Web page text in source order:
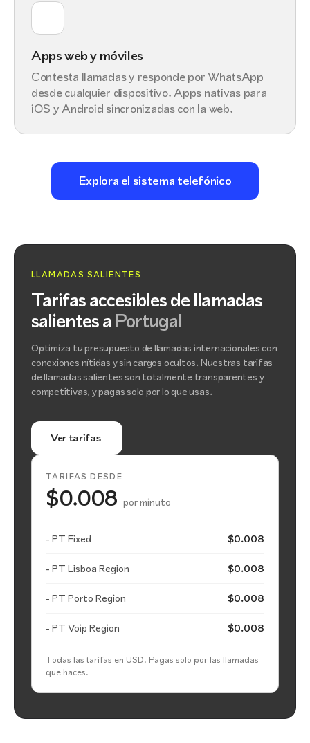
Apps web y móviles
Contesta llamadas y responde por WhatsApp
desde cualquier dispositivo. Apps nativas para
iOS y Android sincronizadas con la web.
Explora el sistema telefónico
LLAMADAS SALIENTES
Tarifas accesibles de llamadas
salientes a Portugal
Optimiza tu presupuesto de llamadas internacionales con
conexiones nítidas y sin cargos ocultos. Nuestras tarifas
de llamadas salientes son totalmente transparentes y
competitivas, y pagas solo por lo que usas.
Ver tarifas
TARIFAS DESDE
$0.008 por minuto
- PT Fixed $0.008
- PT Lisboa Region $0.008
- PT Porto Region $0.008
- PT Voip Region $0.008
Todas las tarifas en USD. Pagas solo por las llamadas
que haces.